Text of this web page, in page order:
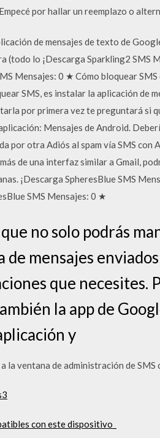
por hallar un reemplazo o
de mensajes de texto de
lo ¡Descarga Sparkling2 SMS
Mensajes: 0 ★ Cómo bloquear
SMS, es instalar la aplicación de
por primera vez te preguntará si
Mensajes de Android.
por otra Adiós al spam vía SMS con
de una interfaz similar a Gmail,
¡Descarga SpheresBlue SMS
SMS Mensajes: 0 ★
no solo podrás
de mensajes
que necesites.
la app de
y
la ventana de administración de SMS
con este dispositivo_